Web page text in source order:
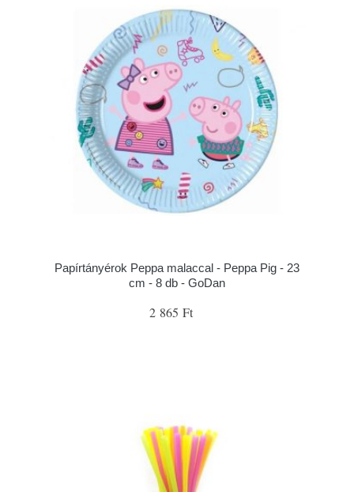
Papírtányérok Peppa malaccal - Peppa Pig - 23
cm - 8 db - GoDan
2 865 Ft